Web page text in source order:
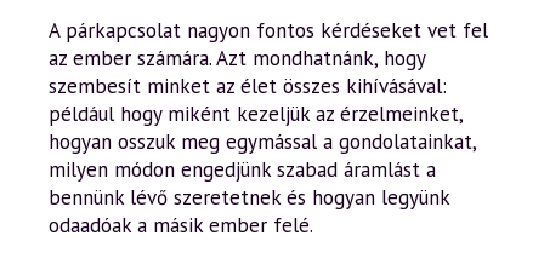
A párkapcsolat nagyon fontos kérdéseket vet fel
az ember számára. Azt mondhatnánk, hogy
szembesít minket az élet összes kihívásával:
például hogy miként kezeljük az érzelmeinket,
hogyan osszuk meg egymással a gondolatainkat,
milyen módon engedjünk szabad áramlást a
bennünk lévő szeretetnek és hogyan legyünk
odaadóak a másik ember felé.